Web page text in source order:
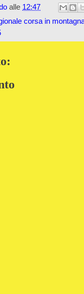
alle 12:47
corsa in